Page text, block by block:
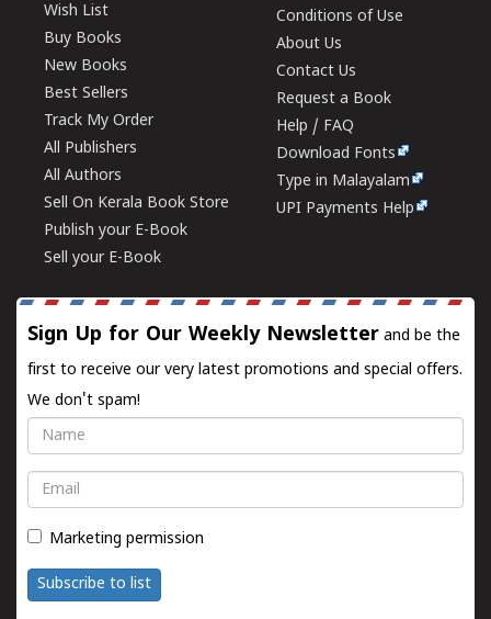
Wish List
Buy Books
New Books
Best Sellers
Track My Order
All Publishers
All Authors
Sell On Kerala Book Store
Publish your E-Book
Sell your E-Book
Conditions of Use
About Us
Contact Us
Request a Book
Help / FAQ
Download Fonts
Type in Malayalam
UPI Payments Help
Sign Up for Our Weekly Newsletter and be the
first to receive our very latest promotions and special offers.
We don't spam!
Name
Email
Marketing permission
Subscribe to list